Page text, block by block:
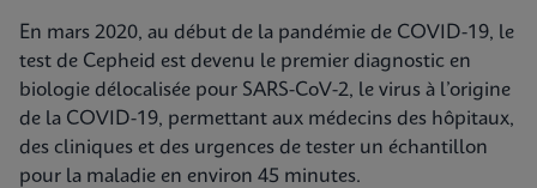
En mars 2020, au début de la pandémie de COVID-19, le
test de Cepheid est devenu le premier diagnostic en
biologie délocalisée pour SARS-CoV-2, le virus à l’origine
de la COVID-19, permettant aux médecins des hôpitaux,
des cliniques et des urgences de tester un échantillon
pour la maladie en environ 45 minutes.